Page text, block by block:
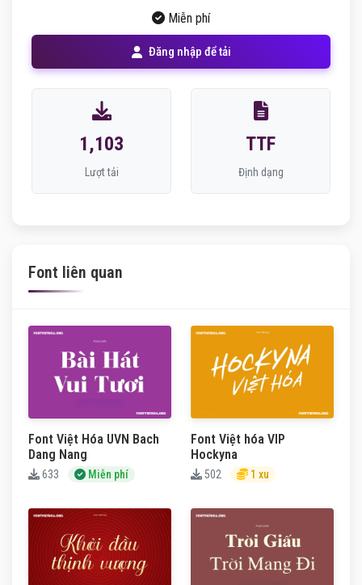
Miễn phí
Đăng nhập để tải
1,103
Lượt tải
TTF
Định dạng
Font liên quan
Font Việt Hóa UVN Bach
Dang Nang
633 Miễn phí
Font Việt hóa VIP
Hockyna
502 1 xu